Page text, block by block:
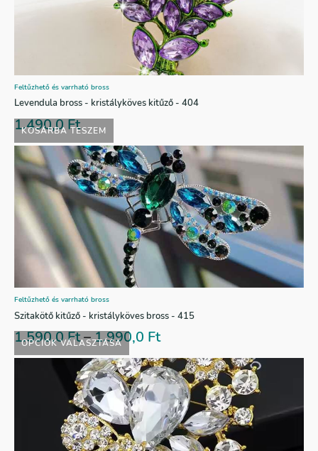
KOSÁRBA TESZEM
Feltűzhető és varrható bross
Levendula bross - kristályköves kitűző - 404
1.490,0Ft
OPCIÓK VÁLASZTÁSA
Feltűzhető és varrható bross
Szitakötő kitűző - kristályköves bross - 415
1.590,0Ft–1.990,0 Ft